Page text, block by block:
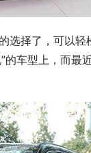
选择了，可以
的车型上，而最